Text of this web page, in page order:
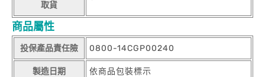
取貨
商品屬性
投保產品責任險 0800-14CGP00240
製造日期 依商品包裝標示